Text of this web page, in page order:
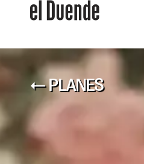
← PLANES